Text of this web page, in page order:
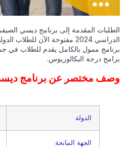
الطلبات المقدمة إلى برنامج ديسي
الدراسي 2024 مفتوحة الآن
برنامج ممول بالكامل يقدم للطلاب في
برامج درجة البكالوريوس.
وصف مختصر عن
الدولة
الجهة المانحة